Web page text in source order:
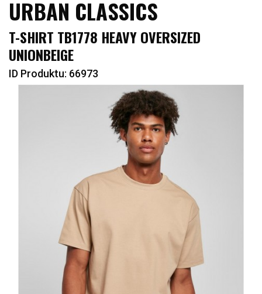
URBAN CLASSICS
T-SHIRT TB1778 HEAVY OVERSIZED
UNIONBEIGE
ID Produktu: 66973